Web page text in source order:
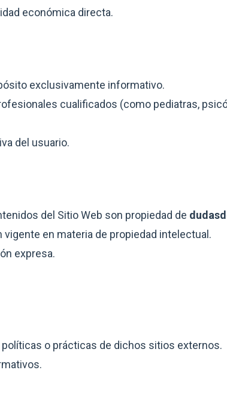
económica directa.
exclusivamente informativo.
cualificados (como pediatras,
del usuario.
del Sitio Web son propiedad de
en materia de propiedad intelectual.
expresa.
o prácticas de dichos sitios externos.